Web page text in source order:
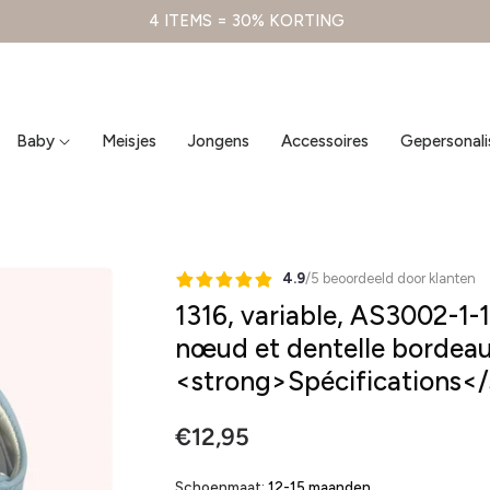
4 ITEMS = 30% KORTING
Baby Meisjes Jongens Accessoires
4.9/5 beoordeeld door klanten
1316, variable, AS3002-
nœud et dentelle
Prix
€12,95